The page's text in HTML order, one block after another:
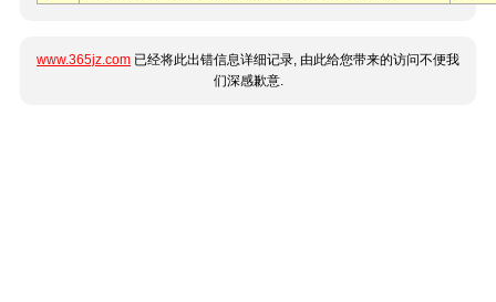
www.365jz.com 已经将此出错信息详细记录, 由此给您带来的访问不便我
们深感歉意.